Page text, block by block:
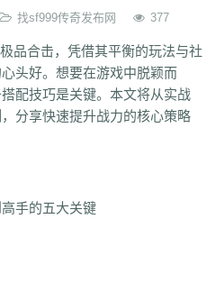
找sf999传奇发布网 377
品合击，凭借其平衡的玩法与社
头好。想要在游戏中脱颖而
配技巧是关键。本文将从实战
分享快速提升战力的核心策略
手的五大关键